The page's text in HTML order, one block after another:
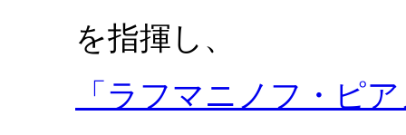
を指揮し、
「ラフマニノフ・ピ